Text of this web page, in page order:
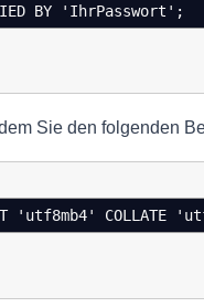
BY 'IhrPasswort';
Sie den folgenden
'utf8mb4' COLLATE